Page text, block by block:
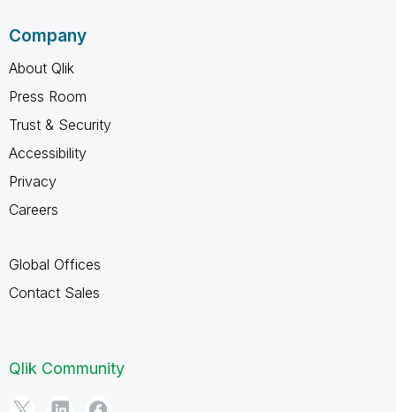
Company
About Qlik
Press Room
Trust & Security
Accessibility
Privacy
Careers
Global Offices
Contact Sales
Qlik Community